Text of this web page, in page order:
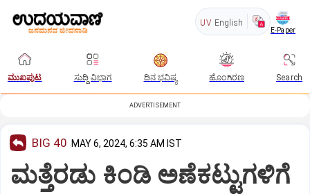
UV English
E-Paper
ಮುಖಪುಟ ಸುದ್ದಿ ವಿಭಾಗ ದಿನ ಭವಿಷ್ಯ ಹೊಂಗಿರಣ Search
ADVERTISEMENT
BIG 40 MAY 6, 2024, 6:35 AM IST
ಮತ್ತೆರಡು ಕಿಂಡಿ ಅಣೆಕಟ್ಟುಗಳಿಗೆ